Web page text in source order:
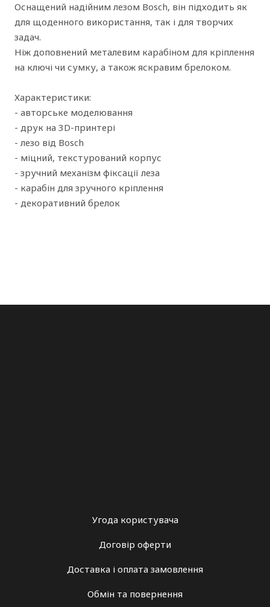
Оснащений надійним лезом Bosch, він підходить як
для щоденного використання, так і для творчих
задач.
Ніж доповнений металевим карабіном для кріплення
на ключі чи сумку, а також яскравим брелоком.
Характеристики:
- авторське моделювання
- друк на 3D-принтері
- лезо від Bosch
- міцний, текстурований корпус
- зручний механізм фіксації леза
- карабін для зручного кріплення
- декоративний брелок
Угода користувача
Договір оферти
Доставка і оплата замовлення
Обмін та повернення